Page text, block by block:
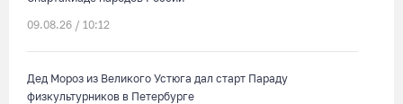
09.08.26 / 10:12
Дед Мороз из Великого Устюга дал старт Параду
физкультурников в Петербурге